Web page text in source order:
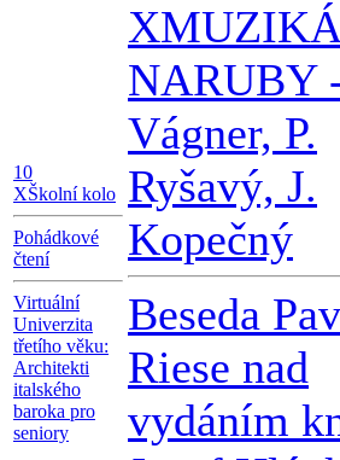
10
XŠkolní kolo
Pohádkové
čtení
Virtuální
Univerzita
třetího věku:
Architekti
italského
baroka pro
seniory
X
NARUBY
Vágner, P.
Ryšavý, J.
Kopečný
Beseda
Riese nad
vydáním